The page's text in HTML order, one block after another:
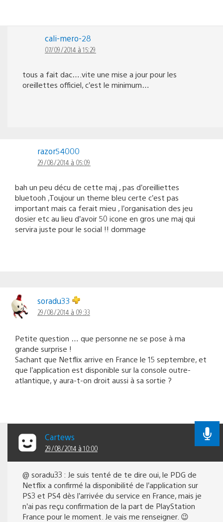
cali-mero-28
07/09/2014 à 15:29
tous a fait dac….vite une mise a jour pour les
oreillettes officiel, c’est le minimum…
razor54000
29/08/2014 à 05:09
bah un peu décu de cette maj , pas d’oreilliettes
bluetooh ,Toujour un theme bleu certe c’est pas
important mais ca ferait mieu , l’organisation des jeu
dosier etc au lieu d’avoir 50 icone en gros une maj qui
servira juste pour le social !! dommage
soradu33
29/08/2014 à 09:33
Petite question … que personne ne se pose à ma
grande surprise !
Sachant que Netflix arrive en France le 15 septembre, et
que l’application est disponible sur la console outre-
atlantique, y aura-t-on droit aussi à sa sortie ?
Cartews
29/08/2014 à 10:00
@ soradu33 : Je suis tenté de te dire oui, le PDG de
Netflix a confirmé la disponibilité de l’application sur
PS3 et PS4 dès l’arrivée du service en France, mais je
n’ai pas reçu confirmation de la part de PlayStation
France pour le moment. Je vais me renseigner. 😉